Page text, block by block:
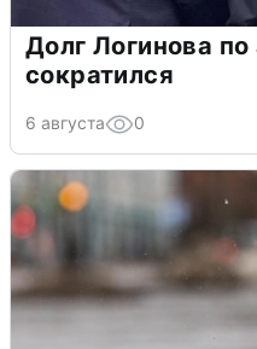
Долг Логинова
сократился
6 августа 0